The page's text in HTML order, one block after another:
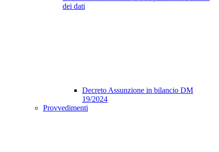
dei dati
Decreto Assunzione in bilancio DM
19/2024
Provvedimenti